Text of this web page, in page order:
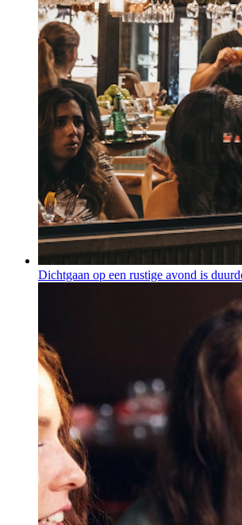
Dichtgaan op een rustige avond is